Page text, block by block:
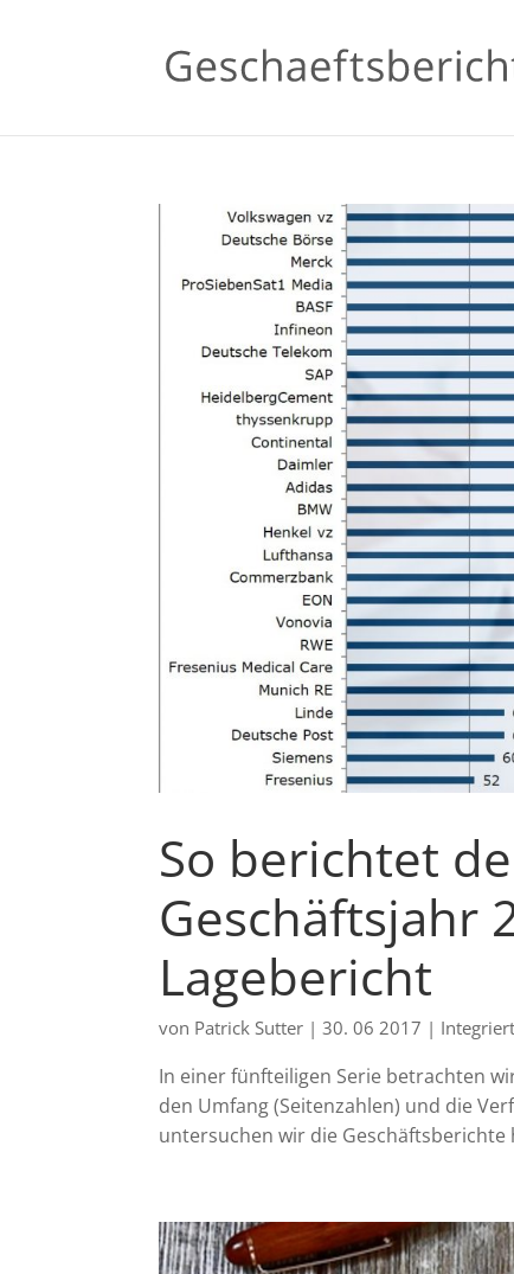
So berichtet
Geschäftsjahr
Lagebericht
von Patrick Sutter |30. 06 2017 |
In einer fünfteiligen Serie betrachten
den Umfang (Seitenzahlen) und die
untersuchen wir die